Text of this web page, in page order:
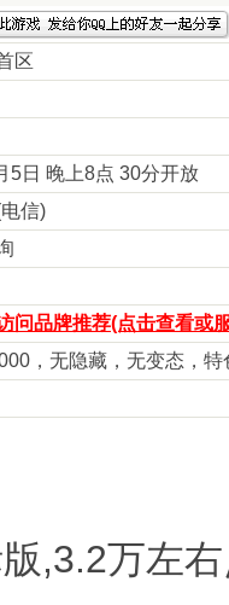
区
5日 晚上8点 30分开放
信)
问品牌推荐(点击查看或
，无隐藏，无变态，
,3.2万左